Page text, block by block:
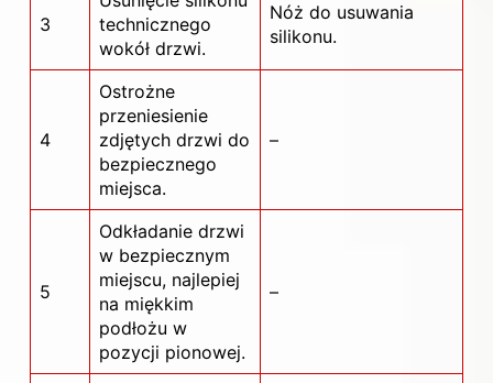
3
technicznego
wokół drzwi.
Nóż do usuwania
silikonu.
4
Ostrożne
przeniesienie
zdjętych drzwi do
bezpiecznego
miejsca.
–
5
Odkładanie drzwi
w bezpiecznym
miejscu, najlepiej
na miękkim
podłożu w
pozycji pionowej.
–